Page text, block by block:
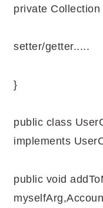
private Collection
setter/getter.....
}
public class
implements
public void